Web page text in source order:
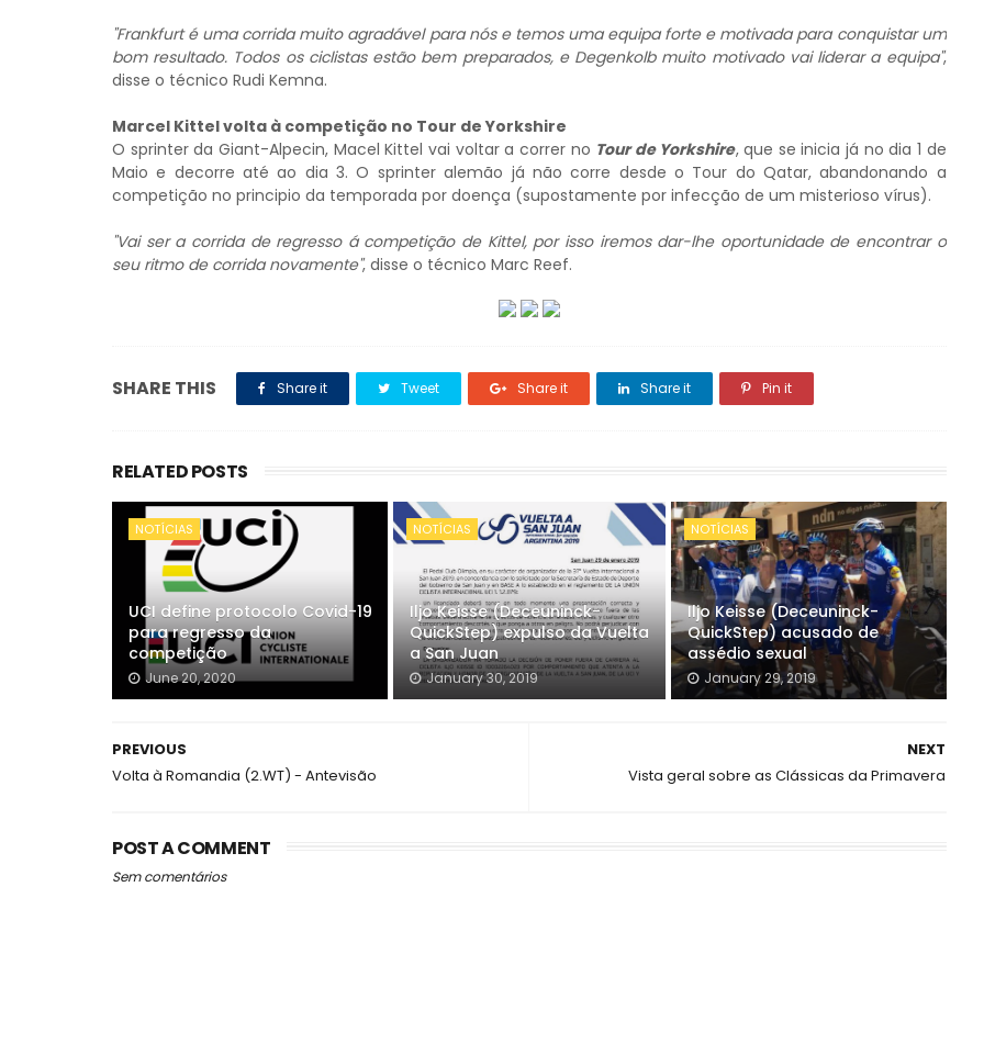
"Frankfurt é uma corrida muito agradável para nós e temos uma equipa forte e motivada para conquistar um
bom resultado. Todos os ciclistas estão bem preparados, e Degenkolb muito motivado vai liderar a equipa",
disse o técnico Rudi Kemna.
Marcel Kittel volta à competição no Tour de Yorkshire
O sprinter da Giant-Alpecin, Macel Kittel vai voltar a correr no Tour de Yorkshire, que se inicia já no dia 1 de
Maio e decorre até ao dia 3. O sprinter alemão já não corre desde o Tour do Qatar,abandonando a
competição no principio da temporada por doença (supostamente por infecção de um misterioso vírus).
"Vai ser a corrida de regresso á competição de Kittel, por isso iremos dar-lhe oportunidade de encontrar o
seu ritmo de corrida novamente", disse o técnico Marc Reef.
SHARE THIS Share it Tweet Share it Share it Pin it
RELATED POSTS
NOTÍCIAS
UCI define protocolo Covid-19
para regresso da
competição
June 20, 2020
NOTÍCIAS
Iljo Keisse (Deceuninck-
QuickStep) expulso da Vuelta
a San Juan
January 30, 2019
NOTÍCIAS
Iljo Keisse (Deceuninck-
QuickStep) acusado de
assédio sexual
January 29, 2019
NEXT
Vista geral sobre as Clássicas da Primavera
PREVIOUS
Volta à Romandia (2.WT) - Antevisão
POST A COMMENT
Sem comentários